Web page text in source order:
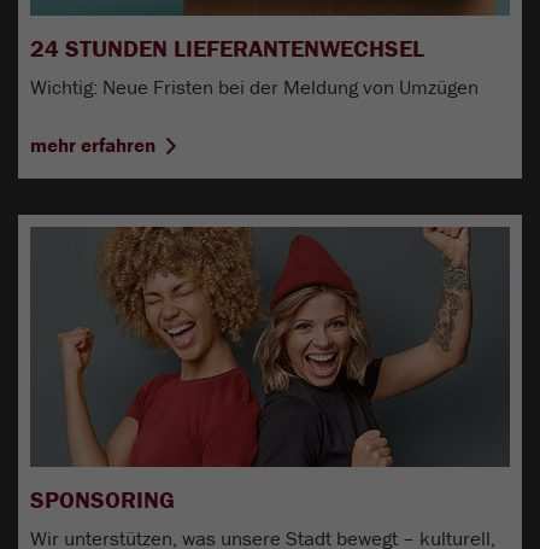
24 STUNDEN LIEFERANTENWECHSEL
Wichtig: Neue Fristen bei der Meldung von Umzügen
mehr erfahren
SPONSORING
Wir unterstützen, was unsere Stadt bewegt – kulturell,